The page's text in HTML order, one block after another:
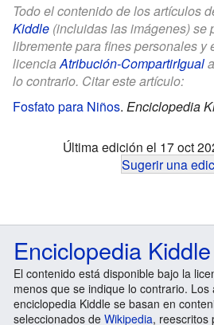
Todo el contenido de los artículos
Kiddle (incluidas las imágenes) se
libremente para fines personales y
licenciaAtribución-CompartirIgual
lo contrario. Citar este artículo:
Fosfato para Niños. Enciclopedia
Última edición el 17 oct
Sugerir una
Enciclopedia Kiddle
El contenido está disponible bajo la
menos que se indique lo contrario.
enciclopedia Kiddle se basan en
seleccionados de Wikipedia, reescritos